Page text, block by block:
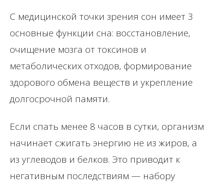
С медицинской точки зрения сон имеет 3
основные функции сна: восстановление,
очищение мозга от токсинов и
метаболических отходов, формирование
здорового обмена веществ и укрепление
долгосрочной памяти.
Если спать менее 8 часов в сутки, организм
начинает сжигать энергию не из жиров, а
из углеводов и белков. Это приводит к
негативным последствиям — набору